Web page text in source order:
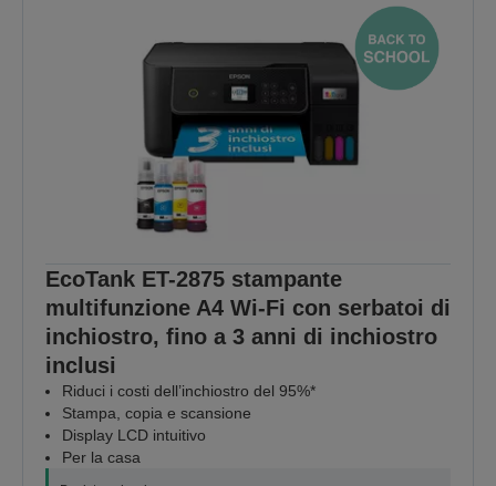
EcoTank ET-2875 stampante
multifunzione A4 Wi-Fi con serbatoi di
inchiostro, fino a 3 anni di inchiostro
inclusi
Riduci i costi dell’inchiostro del 95%*
Stampa, copia e scansione
Display LCD intuitivo
Per la casa